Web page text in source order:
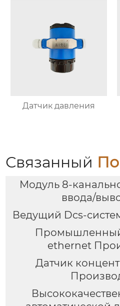
Датчик давления
Связанный
Модуль 8-
ввода/
Ведущий Dcs-
ethernet
Датчик